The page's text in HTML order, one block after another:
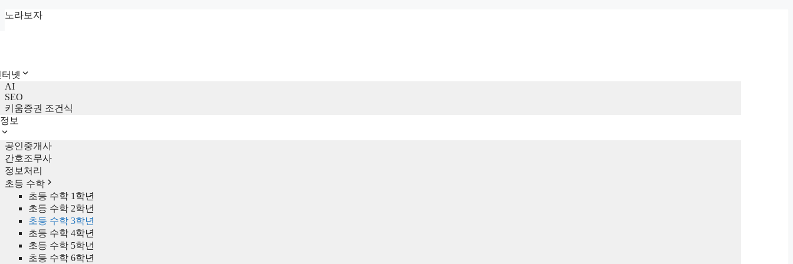
컨
너
뛰
기
노라보자
넷
AI
SEO
키움증권 조건식
보
공인중개사
간호조무사
정보처리
초등 수학
초등 수학 1학년
초등 수학 2학년
초등 수학 3학년
초등 수학 4학년
초등 수학 5학년
초등 수학 6학년